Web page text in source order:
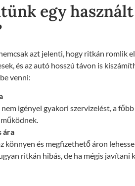
egy
azt jelenti, hogy ritkán romlik
és az autó hosszú távon is
venni:
igényel gyakori szervizelést, a
ára
könnyen és megfizethető áron
ritkán hibás, de ha mégis javítani